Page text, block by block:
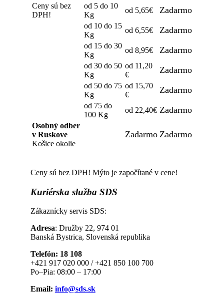
Ceny sú bez
DPH!
od 5 do 10
Kg
od 5,65€ Zadarmo
od 10 do 15
Kg
od 6,55€ Zadarmo
od 15 do 30
Kg
od 8,95€ Zadarmo
od 30 do 50
Kg
od 11,20
€
Zadarmo
od 50 do 75
Kg
od 15,70
€
Zadarmo
od 75 do
100 Kg
od 22,40€ Zadarmo
Osobný odber
v Ruskove
Košice okolie
Zadarmo Zadarmo
Ceny sú bez DPH! Mýto je započítané v cene!
Kuriérska služba SDS
Zákaznícky servis SDS:
Adresa: Družby 22, 974 01
Banská Bystrica, Slovenská republika
Telefón: 18 108
+421 917 020 000 / +421 850 100 700
Po–Pia: 08:00 – 17:00
Email: info@sds.sk